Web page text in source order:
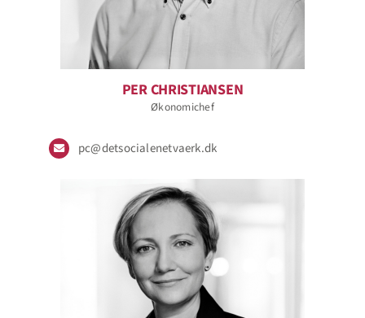
PER CHRISTIANSEN
Økonomichef
pc@detsocialenetvaerk.dk